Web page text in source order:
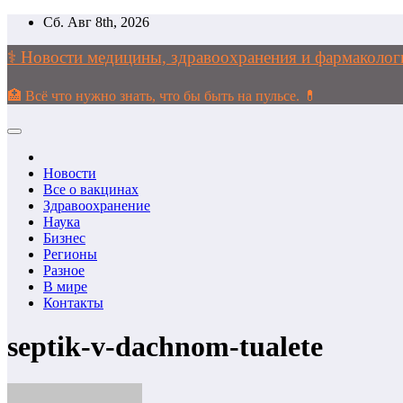
Перейти
содержимому
Сб. Авг 8th, 2026
⚕️ Новости медицины, здравоохранения и
🏥 Всё что нужно знать, что бы быть на пульсе. 💊
Новости
Все о вакцинах
Здравоохранение
Наука
Бизнес
Регионы
Разное
В мире
Контакты
septik-v-dachnom-tualete